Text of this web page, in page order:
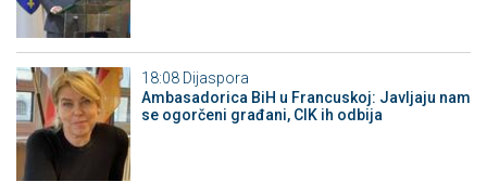
18:08 Dijaspora
Ambasadorica BiH u Francuskoj: Javljaju nam
se ogorčeni građani, CIK ih odbija